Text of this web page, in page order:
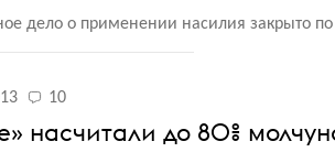
дело о применении насилия закрыто по
10
насчитали до 80%